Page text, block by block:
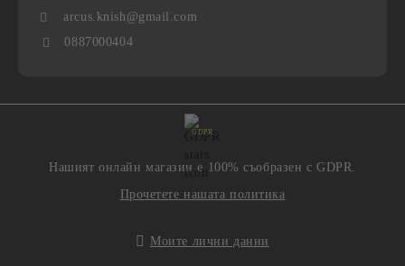
arcus.knish@gmail.com
0887000404
GDPR
Нашият онлайн магазин е 100% съобразен с GDPR.
Прочетете нашата политика
Моите лични данни